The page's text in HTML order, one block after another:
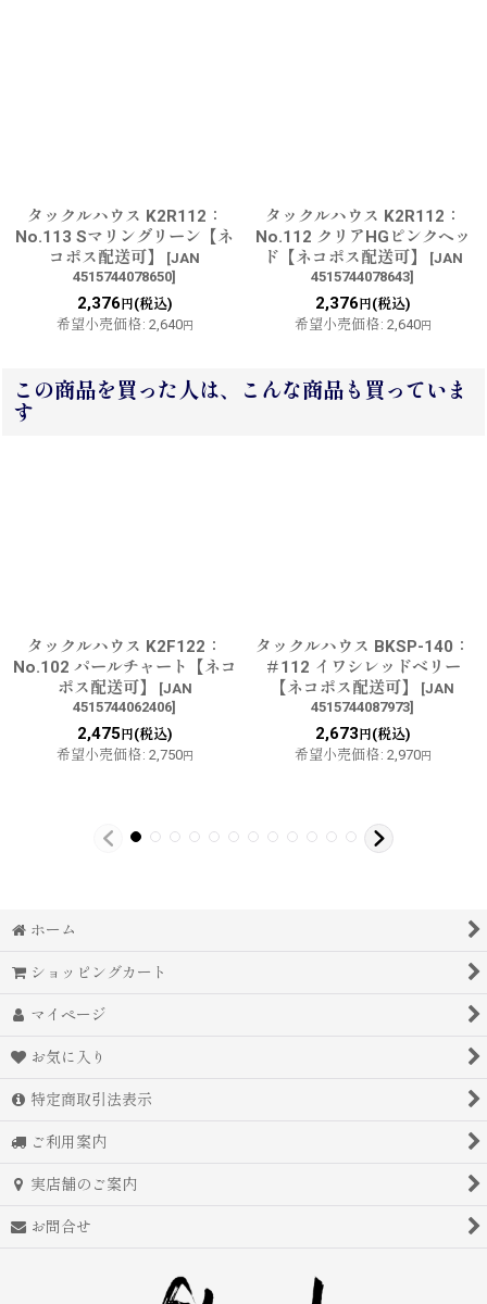
タックルハウス K2R112：
No.113 Sマリングリーン【ネ
コポス配送可】
[JAN
4515744078650]
2,376 円(税込)
希望小売価格: 2,640円
タックルハウス K2R112：
No.112 クリアHGピンクヘッ
ド【ネコポス配送可】
[JAN
4515744078643]
2,376 円(税込)
希望小売価格: 2,640円
この商品を買った人は、こんな商品も買っていま
す
タックルハウス K2F122：
No.102 パールチャート【ネコ
ポス配送可】
[JAN
4515744062406]
2,475 円(税込)
希望小売価格: 2,750円
タックルハウス BKSP-140：
＃112 イワシレッドベリー
【ネコポス配送可】
[JAN
4515744087973]
2,673 円(税込)
希望小売価格: 2,970円
ホーム
ショッピングカート
マイページ
お気に入り
特定商取引法表示
ご利用案内
実店舗のご案内
お問合せ